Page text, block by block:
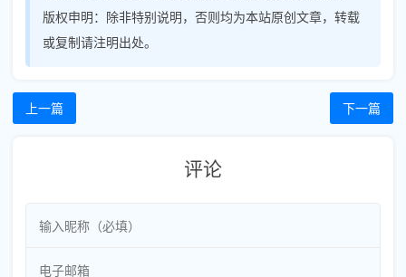
版权申明： 除非特别说明，否则均为本站原创文章，转载
或复制请注明出处。
上一篇 下一篇
评论